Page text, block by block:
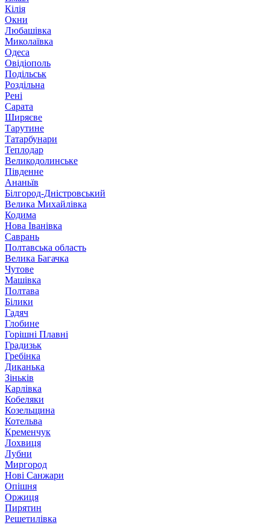
Кілія
Окни
Любашівка
Миколаївка
Одеса
Овідіополь
Подільськ
Роздільна
Рені
Сарата
Ширяєве
Тарутине
Татарбунари
Теплодар
Великодолинське
Південне
Ананьїв
Білгород-Дністровський
Велика Михайлівка
Кодима
Нова Іванівка
Саврань
Полтавська область
Велика Багачка
Чутове
Машівка
Полтава
Білики
Гадяч
Глобине
Горішні Плавні
Градизьк
Гребінка
Диканька
Зіньків
Карлівка
Кобеляки
Козельщина
Котельва
Кременчук
Лохвиця
Лубни
Миргород
Нові Санжари
Опішня
Оржиця
Пирятин
Решетилівка